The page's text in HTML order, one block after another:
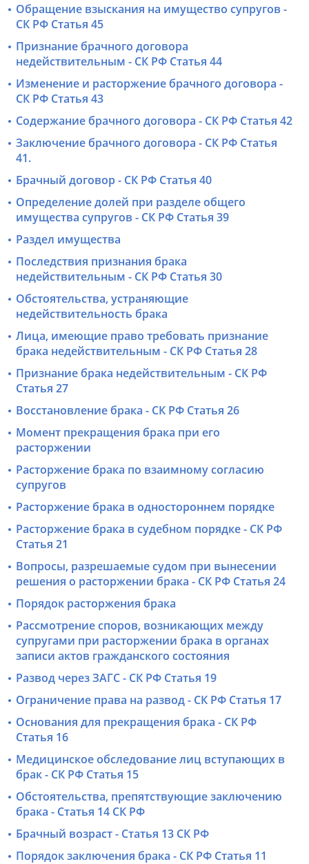
Обращение взыскания на имущество супругов -
СК РФ Статья 45
Признание брачного договора
недействительным - СК РФ Статья 44
Изменение и расторжение брачного договора -
СК РФ Статья 43
Содержание брачного договора - СК РФ Статья 42
Заключение брачного договора - СК РФ Статья
41.
Брачный договор - СК РФ Статья 40
Определение долей при разделе общего
имущества супругов - СК РФ Статья 39
Раздел имущества
Последствия признания брака
недействительным - СК РФ Статья 30
Обстоятельства, устраняющие
недействительность брака
Лица, имеющие право требовать признание
брака недействительным - СК РФ Статья 28
Признание брака недействительным - СК РФ
Статья 27
Восстановление брака - СК РФ Статья 26
Момент прекращения брака при его
расторжении
Расторжение брака по взаимному согласию
супругов
Расторжение брака в одностороннем порядке
Расторжение брака в судебном порядке - СК РФ
Статья 21
Вопросы, разрешаемые судом при вынесении
решения о расторжении брака - СК РФ Статья 24
Порядок расторжения брака
Рассмотрение споров, возникающих между
супругами при расторжении брака в органах
записи актов гражданского состояния
Развод через ЗАГС - СК РФ Статья 19
Ограничение права на развод - СК РФ Статья 17
Основания для прекращения брака - СК РФ
Статья 16
Медицинское обследование лиц вступающих в
брак - СК РФ Статья 15
Обстоятельства, препятствующие заключению
брака - Статья 14 СК РФ
Брачный возраст - Статья 13 СК РФ
Порядок заключения брака - СК РФ Статья 11